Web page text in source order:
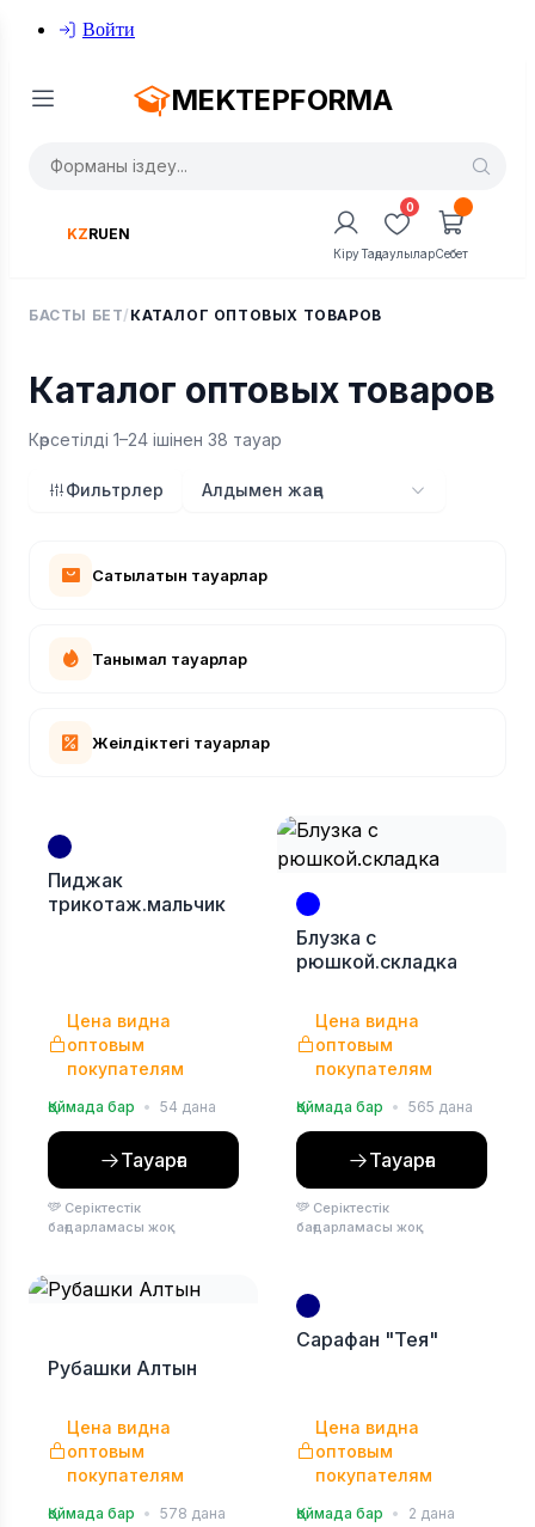
Войти
MEKTEPFORMA
KZRUEN
Кіру
0
ТаңдаулыларСебет
БАСТЫ БЕТ/ КАТАЛОГ ОПТОВЫХ ТОВАРОВ
Каталог оптовых товаров
Көрсетілді 1–24 ішінен 38 тауар
Фильтрлер Алдымен жаңа
Сатылатын тауарлар
Танымал тауарлар
Жеңілдіктегі тауарлар
Пиджак
трикотаж.мальчик
Цена видна
оптовым
покупателям
Қоймада бар • 54 дана
Тауарға
Серіктестік
бағдарламасы жоқ
Блузка с
рюшкой.складка
Цена видна
оптовым
покупателям
Қоймада бар • 565 дана
Тауарға
Серіктестік
бағдарламасы жоқ
Рубашки Алтын
Цена видна
оптовым
покупателям
Қоймада бар • 578 дана
Сарафан "Тея"
Цена видна
оптовым
покупателям
Қоймада бар • 2 дана